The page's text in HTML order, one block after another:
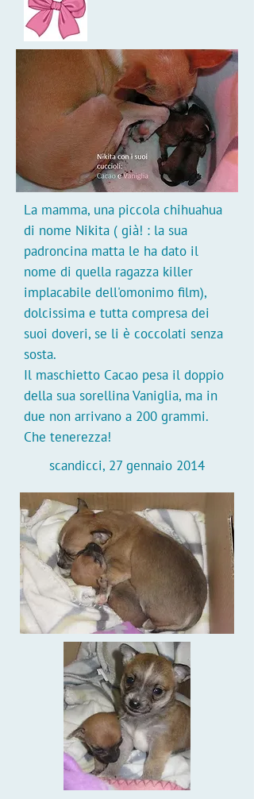
La mamma, una piccola chihuahua
di nome Nikita ( già! : la sua
padroncina matta le ha dato il
nome di quella ragazza killer
implacabile dell'omonimo film),
dolcissima e tutta compresa dei
suoi doveri, se li è coccolati senza
sosta.
Il maschietto Cacao pesa il doppio
della sua sorellina Vaniglia, ma in
due non arrivano a 200 grammi.
Che tenerezza!
scandicci, 27 gennaio 2014